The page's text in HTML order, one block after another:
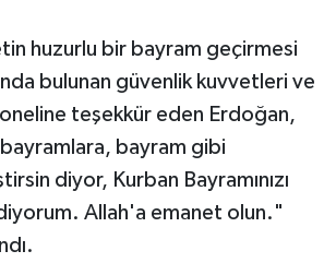
huzurlu bir bayram geçirmesi
bulunan güvenlik kuvvetleri ve
teşekkür eden Erdoğan,
bayram gibi
diyor, Kurban Bayramınızı
Allah'a emanet olun."